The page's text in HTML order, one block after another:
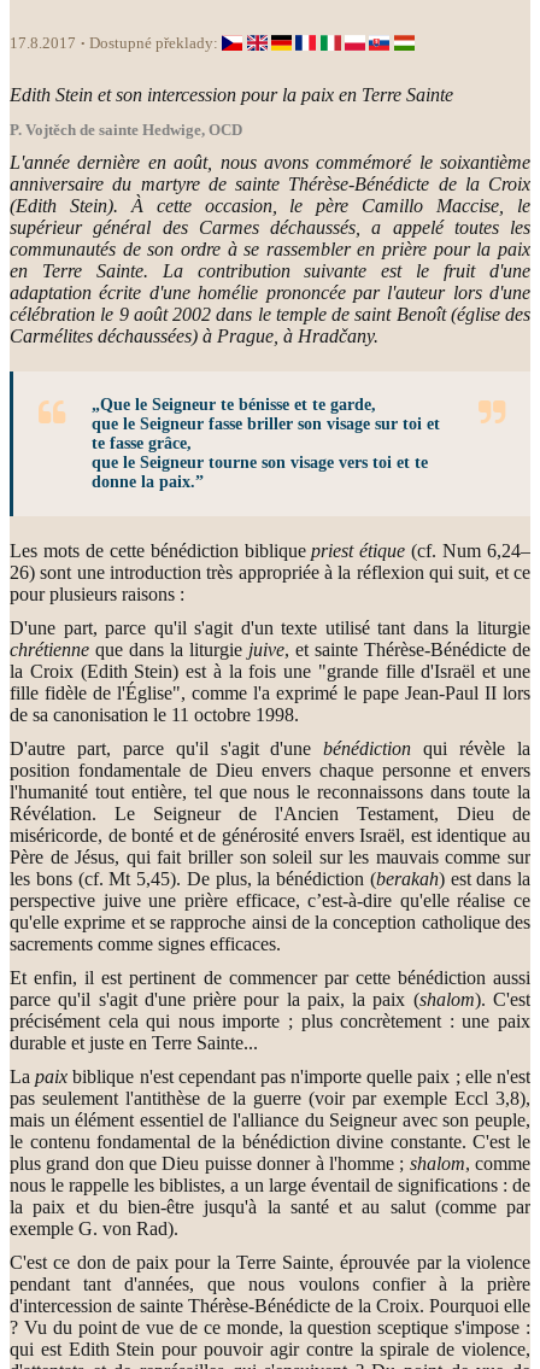
17.8.2017 Dostupné překlady:
Edith Stein et son intercession pour la paix en Terre Sainte
P. Vojtěch de sainte Hedwige, OCD
L'année dernière en août, nous avons commémoré le soixantième
anniversaire du martyre de sainte Thérèse-Bénédicte de la Croix
(Edith Stein). À cette occasion, le père Camillo Maccise, le
supérieur général des Carmes déchaussés, a appelé toutes les
communautés de son ordre à se rassembler en prière pour la paix
en Terre Sainte. La contribution suivante est le fruit d'une
adaptation écrite d'une homélie prononcée par l'auteur lors d'une
célébration le 9 août 2002 dans le temple de saint Benoît (église des
Carmélites déchaussées) à Prague, à Hradčany.
„Que le Seigneur te bénisse et te garde,
que le Seigneur fasse briller son visage sur toi et
te fasse grâce,
que le Seigneur tourne son visage vers toi et te
donne la paix.”
Les mots de cette bénédiction bibliquepriest étique (cf. Num 6,24–
26) sont une introduction très appropriée à la réflexion qui suit, et ce
pour plusieurs raisons :
D'une part, parce qu'il s'agit d'un texte utilisé tant dans la liturgie
chrétienne que dans la liturgie juive, et sainte Thérèse-Bénédicte de
la Croix (Edith Stein) est à la fois une "grande fille d'Israël et une
fille fidèle de l'Église", comme l'a exprimé le pape Jean-Paul II lors
de sa canonisation le 11 octobre 1998.
D'autre part, parce qu'il s'agit d'unebénédiction qui révèle la
position fondamentale de Dieu envers chaque personne et envers
l'humanité tout entière, tel que nous le reconnaissons dans toute la
Révélation. Le Seigneur de l'Ancien Testament, Dieu de
miséricorde, de bonté et de générosité envers Israël, est identique au
Père de Jésus, qui fait briller son soleil sur les mauvais comme sur
les bons (cf. Mt 5,45). De plus, la bénédiction (berakah) est dans la
perspective juive une prière efficace, c’est-à-dire qu'elle réalise ce
qu'elle exprime et se rapproche ainsi de la conception catholique des
sacrements comme signes efficaces.
Et enfin, il est pertinent de commencer par cette bénédiction aussi
parce qu'il s'agit d'une prière pour la paix, la paix (shalom). C'est
précisément cela qui nous importe ; plus concrètement : une paix
durable et juste en Terre Sainte...
Lapaix biblique n'est cependant pas n'importe quelle paix ; elle n'est
pas seulement l'antithèse de la guerre (voir par exemple Eccl 3,8),
mais un élément essentiel de l'alliance du Seigneur avec son peuple,
le contenu fondamental de la bénédiction divine constante. C'est le
plus grand don que Dieu puisse donner à l'homme ; shalom, comme
nous le rappelle les biblistes, a un large éventail de significations : de
la paix et du bien-être jusqu'à la santé et au salut (comme par
exemple G. von Rad).
C'est ce don de paix pour la Terre Sainte, éprouvée par la violence
pendant tant d'années, que nous voulons confier à la prière
d'intercession de sainte Thérèse-Bénédicte de la Croix. Pourquoi elle
? Vu du point de vue de ce monde, la question sceptique s'impose :
qui est Edith Stein pour pouvoir agir contre la spirale de violence,